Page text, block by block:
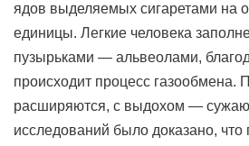
ядов выделяемых сигаретами на
единицы. Легкие человека
пузырьками — альвеолами,
происходит процесс газообмена.
расширяются, с выдохом —
исследований было доказано, что